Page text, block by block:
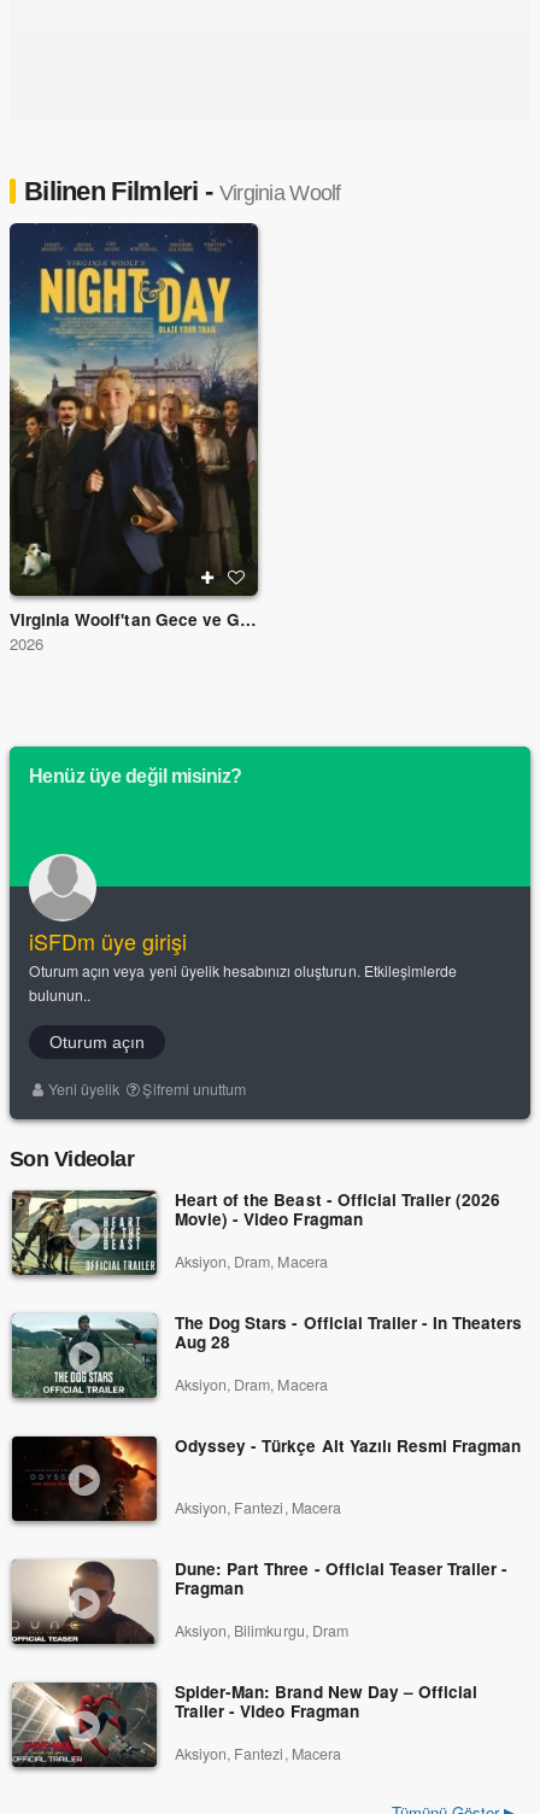
Bilinen Filmleri - Virginia Woolf
Virginia Woolf'tan Gece ve Gündüz
2026
Henüz üye değil misiniz?
iSFDm üye girişi
Oturum açın veya yeni üyelik hesabınızı oluşturun. Etkileşimlerde
bulunun..
Oturum açın
Yeni üyelik Şifremi unuttum
Son Videolar
Heart of the Beast - Official Trailer (2026
Movie) - Video Fragman
Aksiyon, Dram, Macera
The Dog Stars - Official Trailer - In Theaters
Aug 28
Aksiyon, Dram, Macera
Odyssey - Türkçe Alt Yazılı Resmi Fragman
Aksiyon, Fantezi, Macera
Dune: Part Three - Official Teaser Trailer -
Fragman
Aksiyon, Bilimkurgu, Dram
Spider-Man: Brand New Day – Official
Trailer - Video Fragman
Aksiyon, Fantezi, Macera